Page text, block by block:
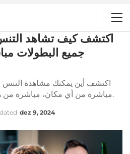
اكتشف كيف تشاهد التنس
جميع البطولات
اكتشف أين يمكنك مشاهدة التنس
مباشرة من أي مكان، مباشرة من هاتفك المحمول أو الكمبيوتر.
dez 9, 2024